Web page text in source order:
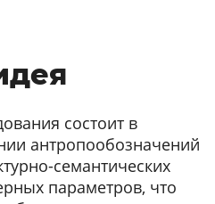
состоит в
антропообозначений
семантических
параметров, что